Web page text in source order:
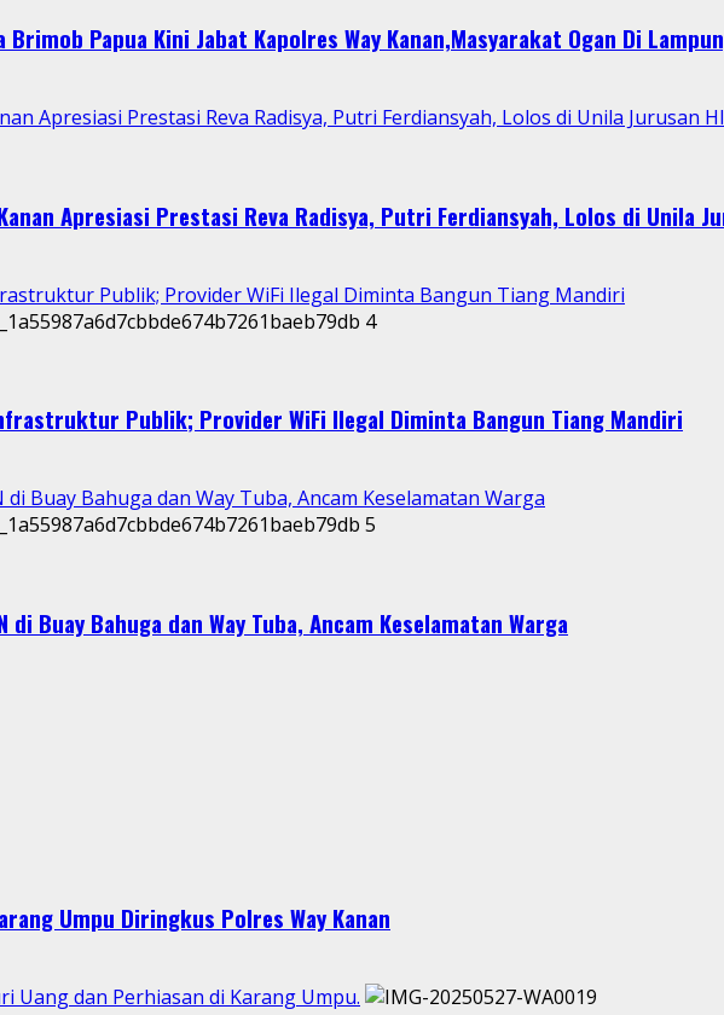
Papua Kini Jabat Kapolres Way Kanan,Masyarakat Ogan Di
Apresiasi Prestasi Reva Radisya, Putri Ferdiansyah, Lolos di Unila Jurusan HI
Apresiasi Prestasi Reva Radisya, Putri Ferdiansyah, Lolos di Unila
Publik; Provider WiFi Ilegal Diminta Bangun Tiang Mandiri
4
Publik; Provider WiFi Ilegal Diminta Bangun Tiang Mandiri
Buay Bahuga dan Way Tuba, Ancam Keselamatan Warga
5
di Buay Bahuga dan Way Tuba, Ancam Keselamatan Warga
Umpu Diringkus Polres Way Kanan
Uang dan Perhiasan di Karang Umpu.